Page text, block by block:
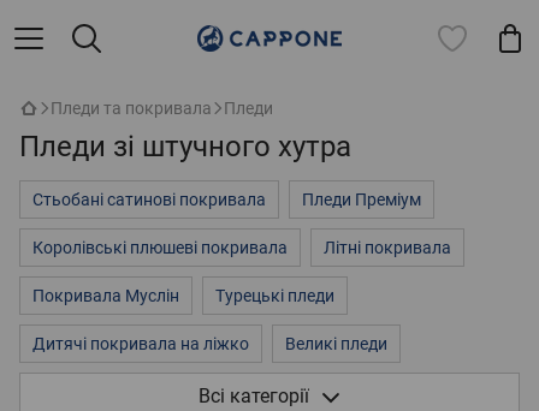
Пледи та покривала Пледи
Пледи зі штучного хутра
Стьобані сатинові покривала Пледи Преміум
Королівські плюшеві покривала Літні покривала
Покривала Муслін Турецькі пледи
Дитячі покривала на ліжко Великі пледи
Покривала на двоспальне ліжко 3д покривала
Всі категорії